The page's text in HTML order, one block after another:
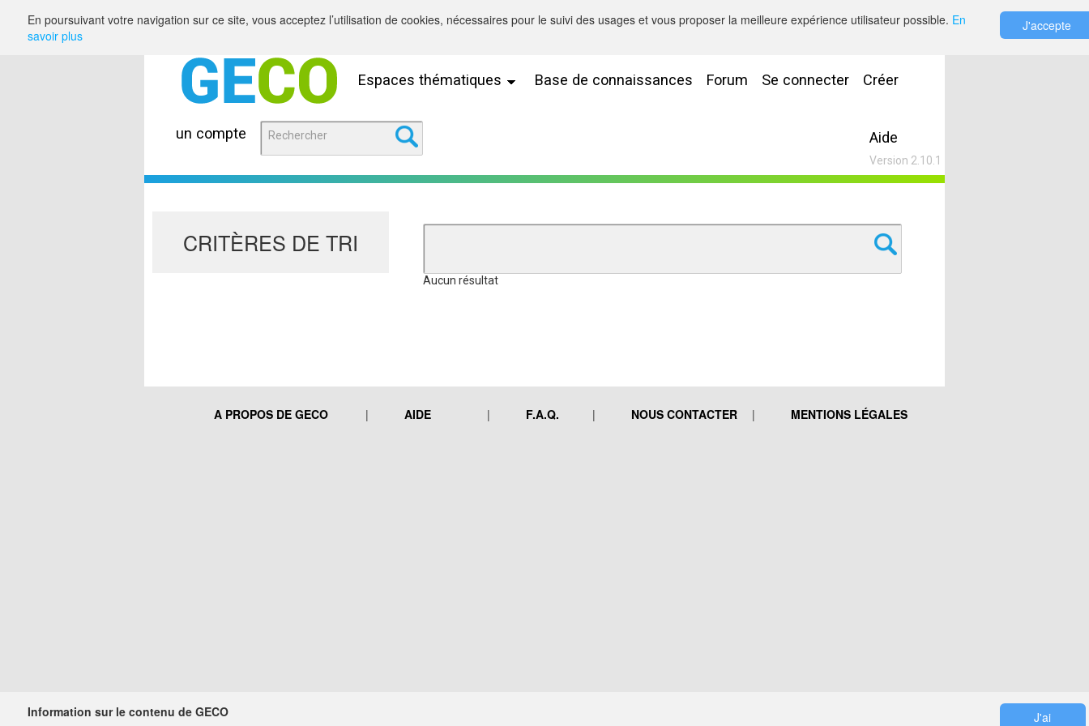
Espaces thématiques Base de connaissances Forum Se connecter Créer
un compte Aide
Version 2.10.1
CRITÈRES DE TRI
Aucun résultat
A PROPOS DE GECO AIDE F.A.Q. NOUS CONTACTER MENTIONS LÉGALES
En poursuivant votre navigation sur ce site, vous acceptez l’utilisation de cookies, nécessaires pour le suivi des usages et vous proposer la meilleure expérience utilisateur possible. En
savoir plus
J'accepte
Information sur le contenu de GECO
J'ai